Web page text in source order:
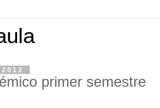
primer semestre